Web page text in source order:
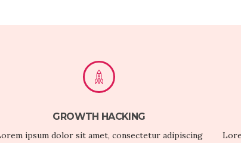
GROWTH HACKING
ipsum dolor sit amet, consectetur adipiscing